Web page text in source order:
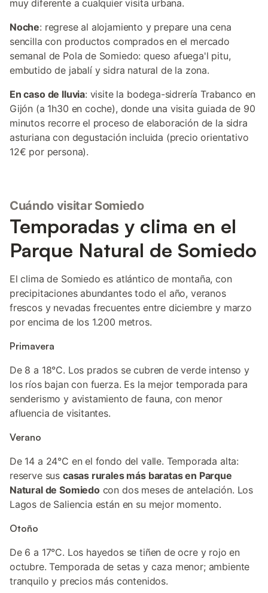
muy diferente a cualquier visita urbana.
Noche: regrese al alojamiento y prepare una cena
sencilla con productos comprados en el mercado
semanal de Pola de Somiedo: queso afuega'l pitu,
embutido de jabalí y sidra natural de la zona.
En caso de lluvia: visite la bodega-sidrería Trabanco en
Gijón (a 1h30 en coche), donde una visita guiada de 90
minutos recorre el proceso de elaboración de la sidra
asturiana con degustación incluida (precio orientativo
12€ por persona).
Cuándo visitar Somiedo
Temporadas y clima en el
Parque Natural de Somiedo
El clima de Somiedo es atlántico de montaña, con
precipitaciones abundantes todo el año, veranos
frescos y nevadas frecuentes entre diciembre y marzo
por encima de los 1.200 metros.
Primavera
De 8 a 18°C. Los prados se cubren de verde intenso y
los ríos bajan con fuerza. Es la mejor temporada para
senderismo y avistamiento de fauna, con menor
afluencia de visitantes.
Verano
De 14 a 24°C en el fondo del valle. Temporada alta:
reserve sus casas rurales más baratas en Parque
Natural de Somiedocon dos meses de antelación. Los
Lagos de Saliencia están en su mejor momento.
Otoño
De 6 a 17°C. Los hayedos se tiñen de ocre y rojo en
octubre. Temporada de setas y caza menor; ambiente
tranquilo y precios más contenidos.